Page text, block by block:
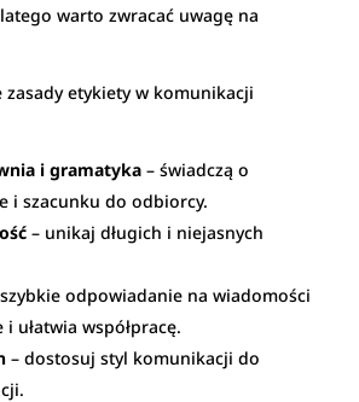
warto zwracać uwagę na
zasady etykiety w komunikacji
i gramatyka – świadczą o
i szacunku do odbiorcy.
– unikaj długich i niejasnych
odpowiadanie na wiadomości
ułatwia współpracę.
– dostosuj styl komunikacji do